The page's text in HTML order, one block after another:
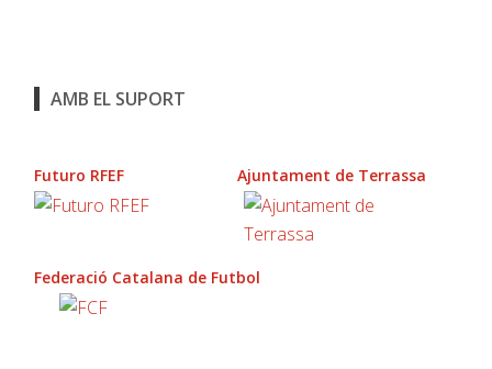
AMB EL SUPORT
Futuro RFEF Ajuntament de Terrassa
Federació Catalana de Futbol